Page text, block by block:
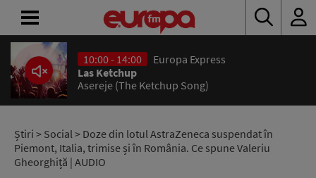
10:00 - 14:00
Europa Express
Las Ketchup
Asereje (The Ketchup Song)
Știri > Social> Doze din lotul AstraZeneca suspendat în
Piemont, Italia, trimise și în România. Ce spune Valeriu
Gheorghiță | AUDIO
ACASĂ
ȘTIRI
RADIO
CONCURSURI